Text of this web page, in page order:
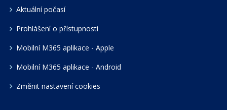
Aktuální počasí
Prohlášení o přístupnosti
Mobilní M365 aplikace - Apple
Mobilní M365 aplikace - Android
Změnit nastavení cookies